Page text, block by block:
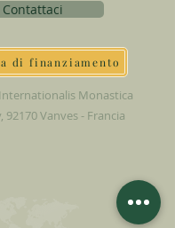
Contattaci
di finanziamento
Monastica
92170 Vanves - Francia